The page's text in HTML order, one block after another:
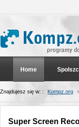
Home
Znajdujesz się w: : Kompz.org
Super Screen